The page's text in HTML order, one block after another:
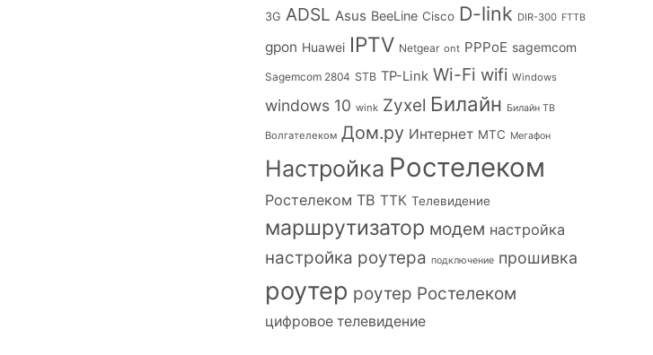
3G ADSL Asus BeeLine Cisco D-link DIR-300 FTTB
gpon Huawei IPTV Netgear ont PPPoE sagemcom
Sagemcom 2804 STB TP-Link Wi-Fi wifi Windows
windows 10 wink Zyxel Билайн Билайн ТВ
Волгателеком Дом.ру Интернет МТС Мегафон
Настройка Ростелеком
Ростелеком ТВ ТТК Телевидение
маршрутизатор модем настройка
настройка роутера подключение прошивка
роутер роутер Ростелеком
цифровое телевидение